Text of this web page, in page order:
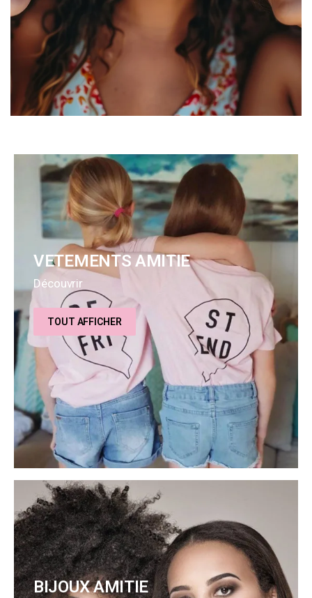
VETEMENTS AMITIE
Découvrir
TOUT AFFICHER
BIJOUX AMITIE